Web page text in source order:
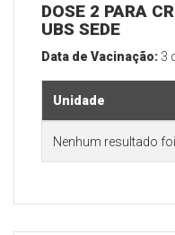
DOSE 2 PARA
UBS SEDE
Data de Vacinação: 3
Unidade
Nenhum resultado